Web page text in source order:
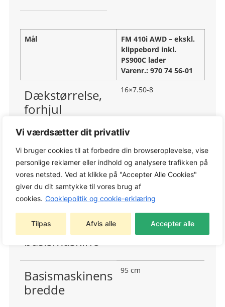
Vi værdsætter dit privatliv
Vi bruger cookies til at forbedre din browseroplevelse, vise
personlige reklamer eller indhold og analysere trafikken på
vores netsted. Ved at klikke på "Accepter Alle Cookies"
giver du dit samtykke til vores brug af
cookies. Cookiepolitik og cookie-erklæring
Tilpas Afvis alle Accepter alle
Mål
FM 410i AWD – ekskl.
klippebord inkl.
PS900C lader
Varenr.: 970 74 56‑01
Dækstørrelse,
forhjul
16×7.50-8
Dækstørrelse,
bag
16×7.50-8
Akselafstand 90,7 cm
Længde,
basismaskine
Basismaskinens
bredde
95 cm